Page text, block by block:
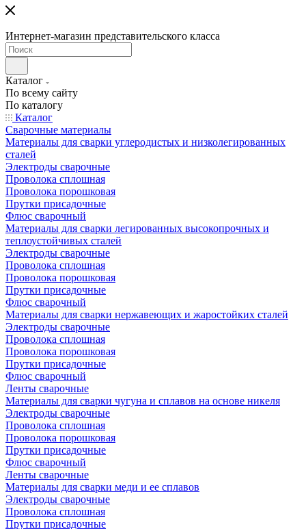
Интернет-магазин представительского класса
Каталог
По всему сайту
По каталогу
Каталог
Сварочные материалы
Материалы для сварки углеродистых и низколегированных
сталей
Электроды сварочные
Проволока сплошная
Проволока порошковая
Прутки присадочные
Флюс сварочный
Материалы для сварки легированных высокопрочных и
теплоустойчивых сталей
Электроды сварочные
Проволока сплошная
Проволока порошковая
Прутки присадочные
Флюс сварочный
Материалы для сварки нержавеющих и жаростойких сталей
Электроды сварочные
Проволока сплошная
Проволока порошковая
Прутки присадочные
Флюс сварочный
Ленты сварочные
Материалы для сварки чугуна и сплавов на основе никеля
Электроды сварочные
Проволока сплошная
Проволока порошковая
Прутки присадочные
Флюс сварочный
Ленты сварочные
Материалы для сварки меди и ее сплавов
Электроды сварочные
Проволока сплошная
Прутки присадочные